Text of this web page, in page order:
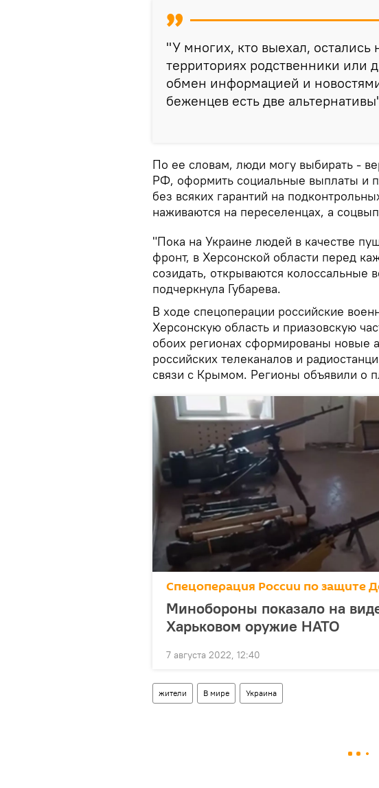
"У многих, кто выехал,
территориях родственники или
обмен информацией и
беженцев есть две
По ее словам, люди могу выбирать -
РФ, оформить социальные выплаты и
без всяких гарантий на
наживаются на переселенцах, а
"Пока на Украине людей в качестве
фронт, в Херсонской области перед
созидать, открываются колоссальные
подчеркнула Губарева.
В ходе спецоперации российские
Херсонскую область и приазовскую
обоих регионах сформированы новые
российских телеканалов и
связи с Крымом. Регионы объявили о
Спецоперация России по защите
Минобороны показало на
Харьковом оружие НАТО
7 августа 2022, 12:40
жители В мире Украина